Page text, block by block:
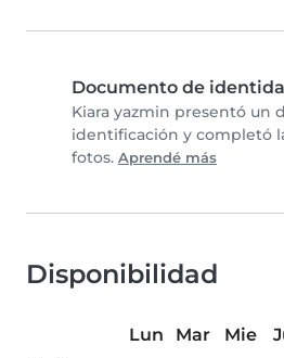
Documento de
Kiara yazmin presentó un
identificación y completó
fotos. Aprendé más
Disponibilidad
Lun Mar Mie